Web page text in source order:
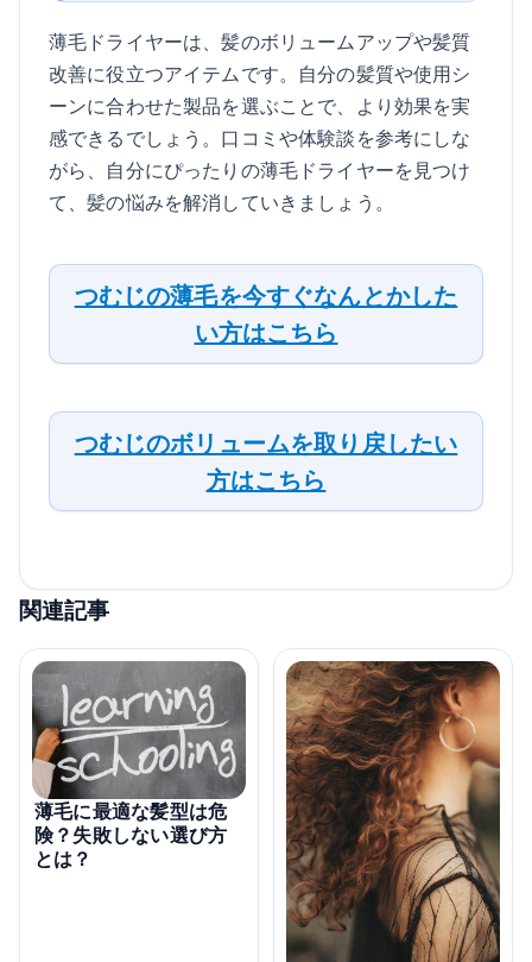
薄毛ドライヤーは、髪のボリュームアップや髪質
改善に役立つアイテムです。自分の髪質や使用シ
ーンに合わせた製品を選ぶことで、より効果を実
感できるでしょう。口コミや体験談を参考にしな
がら、自分にぴったりの薄毛ドライヤーを見つけ
て、髪の悩みを解消していきましょう。
つむじの薄毛を今すぐなんとかした
い方はこちら
つむじのボリュームを取り戻したい
方はこちら
関連記事
薄毛に最適な髪型は危
険？失敗しない選び方
とは？